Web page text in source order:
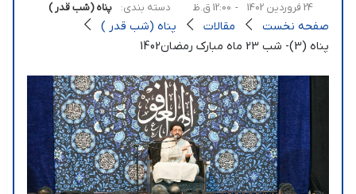
24 فروردین 1402 - 12:00 ق.ظ دسته بندی: پناه (شب قدر )
صفحه نخست مقالات
پناه (شب قدر )
پناه (3)- شب 23 ماه مبارک رمضان1402